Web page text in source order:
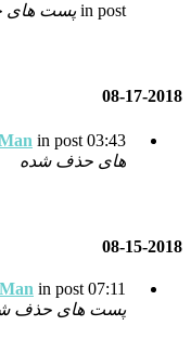
ma69quoted
rahman24quoted